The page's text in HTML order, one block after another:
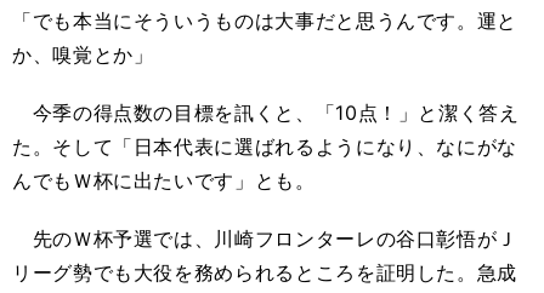
「でも本当にそういうものは大事だと思うんです。運と
か、嗅覚とか」
今季の得点数の目標を訊くと、「10点！」と潔く答え
た。そして「日本代表に選ばれるようになり、なにがな
んでもＷ杯に出たいです」とも。
先のＷ杯予選では、川崎フロンターレの谷口彰悟がＪ
リーグ勢でも大役を務められるところを証明した。急成